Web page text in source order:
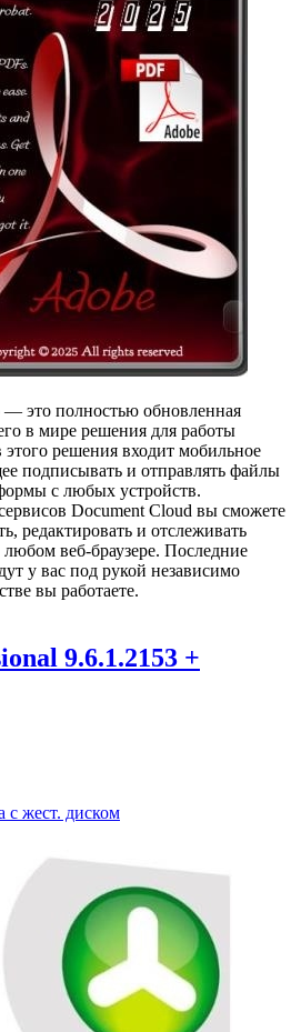
— это полностью обновленная
в мире решения для работы
решения входит мобильное
подписывать и отправлять файлы
с любых устройств.
Document Cloud вы сможете
редактировать и отслеживать
веб-браузере. Последние
у вас под рукой независимо
вы работаете.
9.6.1.2153 +
с жест. диском